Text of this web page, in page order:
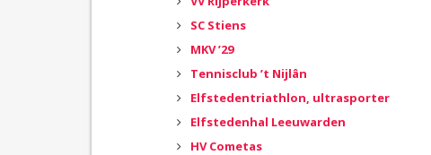
SC Stiens
MKV ’29
Tennisclub ’t Nijlân
Elfstedentriathlon, ultrasporter
Elfstedenhal Leeuwarden
HV Cometas